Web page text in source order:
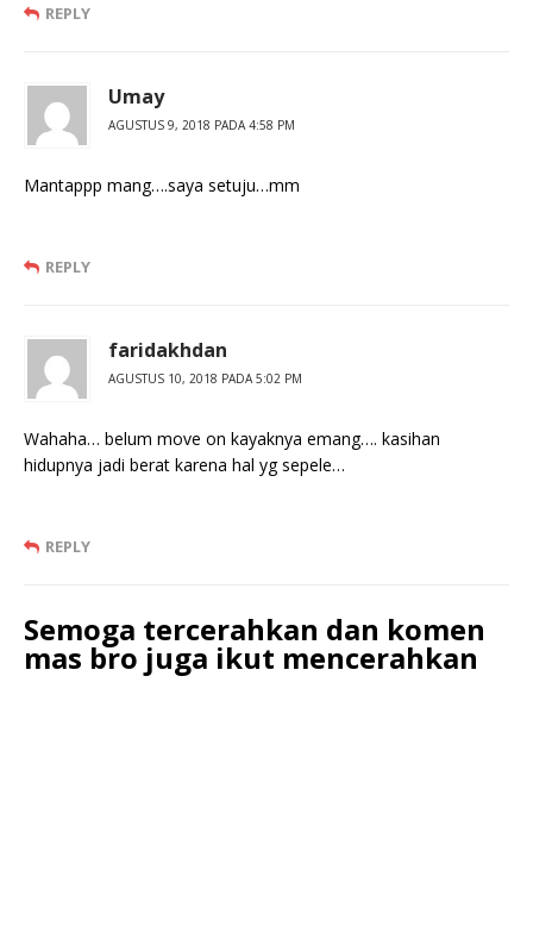
REPLY
Umay
AGUSTUS 9, 2018 PADA 4:58 PM
Mantappp mang….saya setuju…mm
REPLY
faridakhdan
AGUSTUS 10, 2018 PADA 5:02 PM
Wahaha… belum move on kayaknya emang…. kasihan
hidupnya jadi berat karena hal yg sepele…
REPLY
Semoga tercerahkan dan komen
mas bro juga ikut mencerahkan